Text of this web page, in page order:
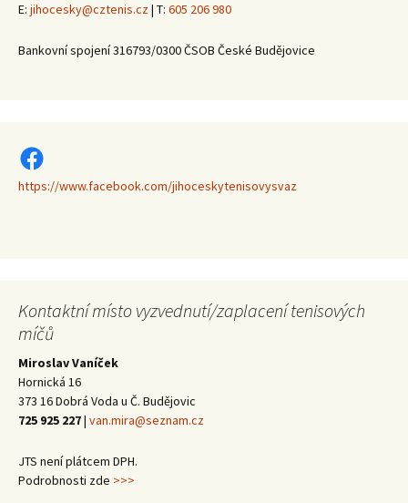
E: jihocesky@cztenis.cz| T: 605 206 980
Bankovní spojení 316793/0300 ČSOB České Budějovice
https://www.facebook.com/jihoceskytenisovysvaz
https://www.facebook.com/jihoceskytenisovysvaz
Kontaktní místo vyzvednutí/zaplacení tenisových
míčů
Miroslav Vaníček
Hornická 16
373 16 Dobrá Voda u Č. Budějovic
725 925 227| van.mira@seznam.cz
JTS není plátcem DPH.
Podrobnosti zde >>>